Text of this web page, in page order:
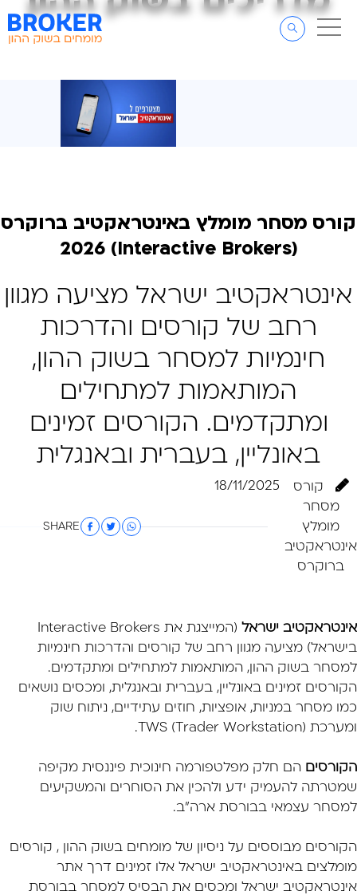
דלג לסרגל הניווט
דלג לתוכן
קורס מסחר מומלץ באינטראקטיב ברוקרס
(Interactive Brokers) 2026
אינטראקטיב ישראל מציעה מגוון
רחב של קורסים והדרכות
חינמיות למסחר בשוק ההון,
המותאמות למתחילים
ומתקדמים. הקורסים זמינים
באונליין, בעברית ובאנגלית
קורס
מסחר
מומלץ
אינטראקטיב
ברוקרס
18/11/2025
SHARE
אינטראקטיב ישראל
(המייצגת את Interactive Brokers
בישראל) מציעה מגוון רחב של קורסים והדרכות חינמיות
למסחר בשוק ההון, המותאמות למתחילים ומתקדמים.
הקורסים זמינים באונליין, בעברית ובאנגלית, ומכסים נושאים
כמו מסחר במניות, אופציות, חוזים עתידיים, ניתוח שוק
ומערכת TWS (Trader Workstation).
הקורסים הם חלק מפלטפורמה חינוכית פיננסית מקיפה
שמטרתה להעמיק ידע ולהכין את הסוחרים והמשקיעים
למסחר עצמאי בבורסת ארה"ב.
הקורסים מבוססים על ניסיון של מומחים בשוק ההון , קורסים
מומלצים באינטראקטיב ישראל אלו זמינים דרך אתר
אינטראקטיב ישראל ומכסים את הבסיס למסחר בבורסת